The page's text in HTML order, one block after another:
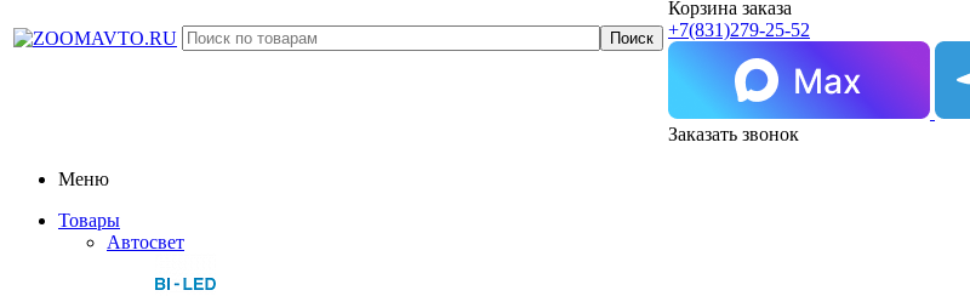
Корзина заказа
+7(831)279-25-52
Заказать звонок
Меню
Товары
Автосвет